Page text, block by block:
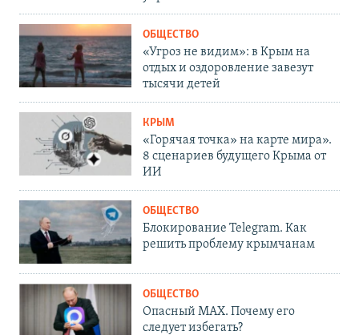
ОБЩЕСТВО
«Угроз не видим»: в Крым на
отдых и оздоровление завезут
тысячи детей
КРЫМ
«Горячая точка» на карте мира».
8 сценариев будущего Крыма от
ИИ
ОБЩЕСТВО
Блокирование Telegram. Как
решить проблему крымчанам
ОБЩЕСТВО
Опасный MAX. Почему его
следует избегать?